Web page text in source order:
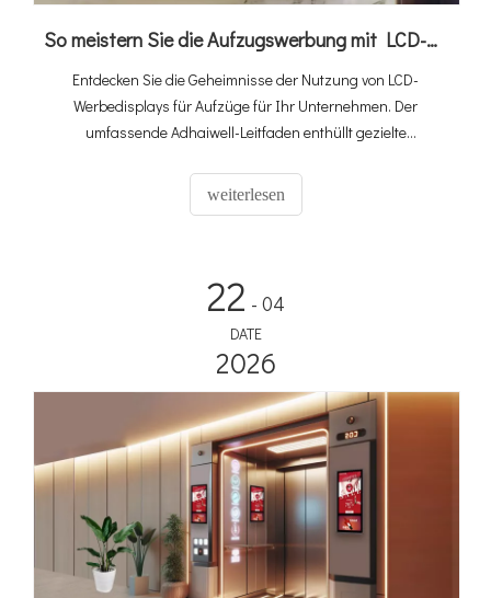
So meistern Sie die Aufzugswerbung mit LCD-Displays
Entdecken Sie die Geheimnisse der Nutzung von LCD-
Werbedisplays für Aufzüge für Ihr Unternehmen. Der
umfassende Adhaiwell-Leitfaden enthüllt gezielte
gewinnmaximierende Techniken, um Ihre Werbekampagnen
effektiver und profitabler zu machen.
weiterlesen
22 - 04
DATE
2026